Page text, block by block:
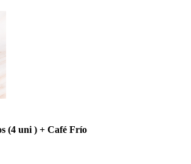
(4 uni ) + Café Frío